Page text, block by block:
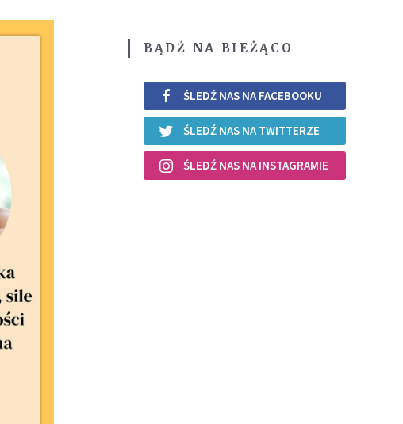
BĄDŹ NA BIEŻĄCO
ŚLEDŹ NAS NA FACEBOOKU
ŚLEDŹ NAS NA TWITTERZE
ŚLEDŹ NAS NA INSTAGRAMIE